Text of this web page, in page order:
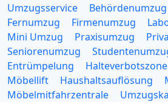
Umzugsservice Behördenumzug
Fernumzug
Firmenumzug
Mini Umzug
Praxisumzug
Seniorenumzug
Entrümpelung
Halteverbotszone
Möbellift
Haushaltsauflösung
Möbelmitfahrzentrale